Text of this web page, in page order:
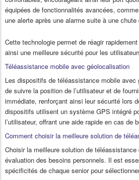
équipées de fonctionnalités avancées,
une alerte après une alarme suite à une
Cette technologie permet de réagir
ainsi une meilleure sécurité pour les
Téléassistance mobile avec géolocalisation
Les dispositifs de téléassistance mobile avec
de suivre la position de l’utilisateur et de
immédiate, renforçant ainsi leur sécurité lors
dispositifs utilisent un système GPS intégré
l’utilisateur, offrant une aide rapide en cas de
Comment choisir la meilleure solution de
Choisir la meilleure solution de
évaluation des besoins personnels. Il est
spécificités de chaque senior pour